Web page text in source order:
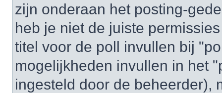
zijn onderaan het posting-
heb je niet de juiste
titel voor de poll invullen bij
mogelijkheden invullen in het
ingesteld door de beheerder),